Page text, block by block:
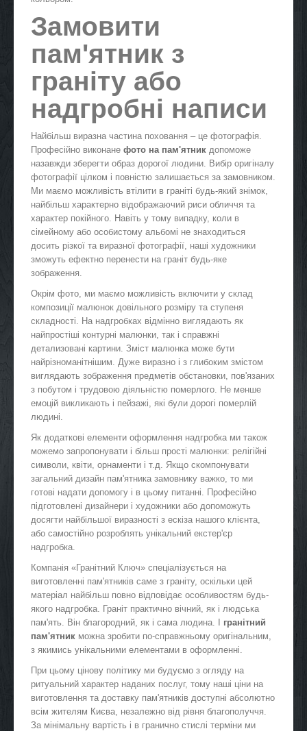
Замовити
пам'ятник з
граніту або
надгробні написи
Найбільш виразна частина поховання – це фотографія.
Професійно виконане фото на пам'ятник допоможе
назавжди зберегти образ дорогої людини. Вибір оригіналу
фотографії цілком і повністю залишається за замовником.
Ми маємо можливість втілити в граніті будь-який знімок,
найбільш характерно відображаючий риси обличчя та
характер покійного. Навіть у тому випадку, коли в
сімейному або особистому альбомі не знаходиться
досить різкої та виразної фотографії, наші художники
зможуть ефектно перенести на граніт будь-яке
зображення.
Окрім фото, ми маємо можливість включити у склад
композиції малюнок довільного розміру та ступеня
складності. На надгробках відмінно виглядають як
найпростіші контурні малюнки, так і справжні
детализовані картини. Зміст малюнка може бути
найрізноманітнішим. Дуже виразно і з глибоким змістом
виглядають зображення предметів обстановки, пов'язаних
з побутом і трудовою діяльністю померлого. Не менше
емоцій викликають і пейзажі, які були дорогі померлій
людині.
Як додаткові елементи оформлення надгробка ми також
можемо запропонувати і більш прості малюнки: релігійні
символи, квіти, орнаменти і т.д. Якщо скомпонувати
загальний дизайн пам'ятника замовнику важко, то ми
готові надати допомогу і в цьому питанні. Професійно
підготовлені дизайнери і художники або допоможуть
досягти найбільшої виразності з ескіза нашого клієнта,
або самостійно розроблять унікальний екстер'єр
надгробка.
Компанія «Гранітний Ключ» спеціалізується на
виготовленні пам'ятників саме з граніту, оскільки цей
матеріал найбільш повно відповідає особливостям будь-
якого надгробка. Граніт практично вічний, як і людська
пам'ять. Він благородний, як і сама людина. І гранітний
пам'ятник можна зробити по-справжньому оригінальним,
з якимись унікальними елементами в оформленні.
При цьому цінову політику ми будуємо з огляду на
ритуальний характер наданих послуг, тому наші ціни на
виготовлення та доставку пам'ятників доступні абсолютно
всім жителям Києва, незалежно від рівня благополуччя.
За мінімальну вартість і в гранично стислі терміни ми